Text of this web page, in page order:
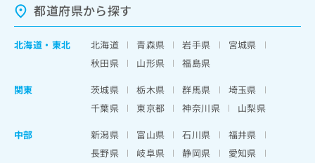
都道府県から探す
北海道 ・ 東北 北海道 青森県 岩手県
宮城県
秋田県
山形県
福島県
関東
茨城県 栃木県 群馬県
埼玉県
千葉県
東京都 神奈川県
山梨県
中部
新潟県 富山県 石川県
福井県
長野県
岐阜県 静岡県
愛知県